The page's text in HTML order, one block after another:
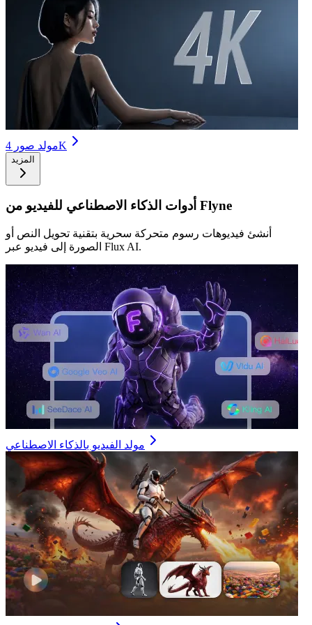
مولد صور 4K
المزيد
أدوات الذكاء الاصطناعي للفيديو من Flyne
أنشئ فيديوهات رسوم متحركة سحرية بتقنية تحويل النص أو
الصورة إلى فيديو عبر Flux AI.
مولد الفيديو بالذكاء الاصطناعي